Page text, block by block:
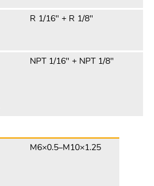
R 1/16" + R 1/8"
NPT 1/16" + NPT 1/8"
M6×0.5–M10×1.25